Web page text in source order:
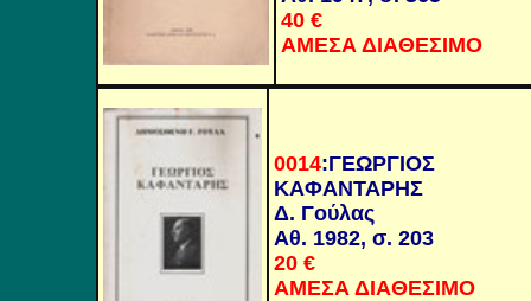
40€
ΑΜΕΣΑ ΔΙΑΘΕΣΙΜΟ
0014:ΓΕΩΡΓΙΟΣ
ΚΑΦΑΝΤΑΡΗΣ
Δ. Γούλας
Αθ. 1982, σ. 203
20€
ΑΜΕΣΑ ΔΙΑΘΕΣΙΜΟ